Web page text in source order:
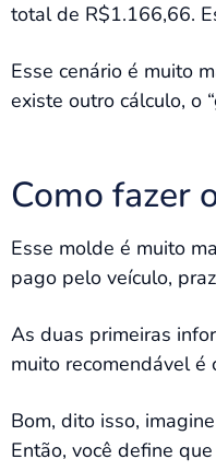
total de R$1.166,66.
Esse cenário é muito
existe outro cálculo, o
Como fazer
Esse molde é muito
pago pelo veículo,
As duas primeiras
muito recomendável é
Bom, dito isso,
Então, você define